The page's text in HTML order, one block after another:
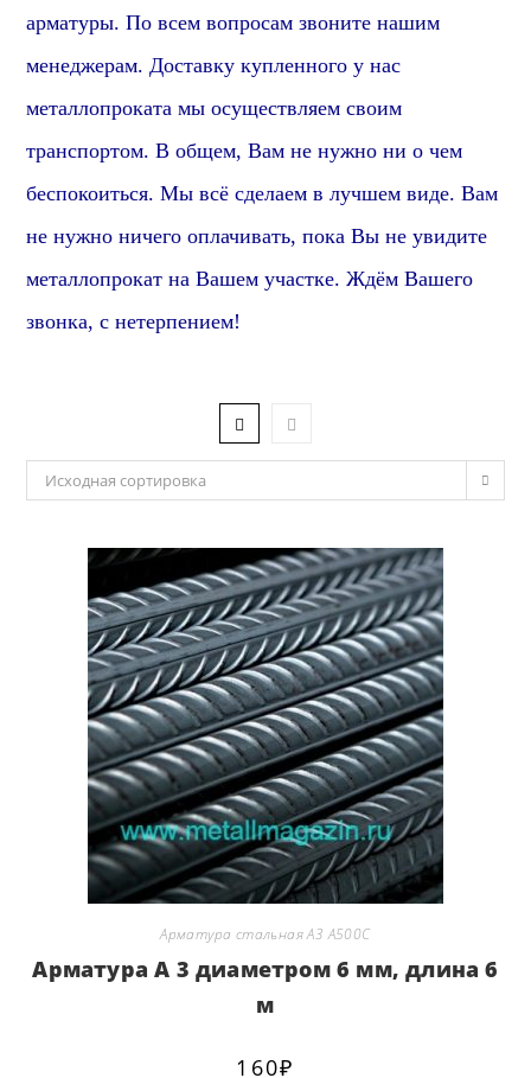
арматуры. По всем вопросам звоните нашим
менеджерам.Доставку купленного у нас
металлопроката мы осуществляем своим
транспортом. В общем, Вам не нужно ни о чем
беспокоиться. Мы всё сделаем в лучшем виде. Вам
не нужно ничего оплачивать, пока Вы не увидите
металлопрокат на Вашем участке. Ждём Вашего
звонка, с нетерпением!
Исходная сортировка
Арматура стальная А3 А500С
Арматура А 3 диаметром 6 мм, длина 6
м
160₽